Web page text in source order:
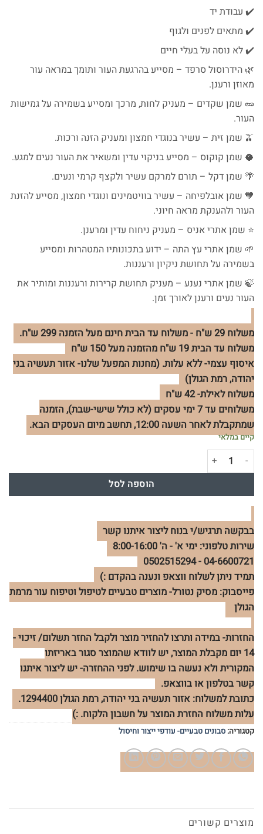
✔️ עבודת יד
✔️ מתאים לפנים ולגוף
✔️ לא נוסה על בעלי חיים
🌿 הידרוסול סרפד – מסייע בהרגעת העור ותומך במראה עור
מאוזן ורענן.
🥜 שמן שקדים – מעניק לחות, מרכך ומסייע בשמירה על גמישות
העור.
🫒 שמן זית – עשיר בנוגדי חמצון ומעניק הזנה ורכות.
🥥 שמן קוקוס – מסייע בניקוי עדין ומשאיר את העור נעים למגע.
🌴 שמן דקל – תורם למרקם עשיר ולקצף קרמי ונעים.
🧡 שמן אובלפיחה – עשיר בוויטמינים ונוגדי חמצון, מסייע להזנת
העור ולהענקת מראה חיוני.
⭐ שמן אתרי אניס – מעניק ניחוח עדין ומרענן.
🌱 שמן אתרי עץ התה – ידוע בתכונותיו המטהרות ומסייע
בשמירה על תחושת ניקיון ורעננות.
🍃 שמן אתרי נענע – מעניק תחושת קרירות ורעננות ומותיר את
העור נעים ורענן לאורך זמן.
משלוח 29 ש"ח - משלוח עד הבית חינם מעל הזמנה 299 ש"ח.
משלוח עד הבית 19 ש"ח מהזמנה מעל 150 ש"ח
איסוף עצמי- ללא עלות. (מחנות המפעל שלנו- אזור תעשיה בני
יהודה, רמת הגולן)
משלוח לאילת- 42 ש"ח
משלוחים עד 7 ימי עסקים (לא כולל שישי-שבת), הזמנה
שמתקבלת לאחר השעה 12:00, תחשב מיום העסקים הבא.
קיים במלאי
כמות של סבון טבעי סרפד & נענע | עודפי ייצור
הוספה לסל
בבקשה תרגיש/י בנוח ליצור איתנו קשר
שירות טלפוני: ימי א' - ה' 8:00-16:00
04-6600721 - 0502515294
תמיד ניתן לשלוח ווצאפ ונענה בהקדם :)
פייסבוק: מסיק נטורל- מוצרים טבעיים לטיפול וטיפוח עור מרמת
הגולן
החזרות- במידה ותרצו להחזיר מוצר ולקבל החזר תשלום/ זיכוי -
14 יום מקבלת המוצר, יש לוודא שהמוצר סגור באריזתו
המקורית ולא נעשה בו שימוש. לפני ההחזרה- יש ליצור איתנו
קשר בטלפון או בווצאפ.
כתובת למשלוח: אזור תעשיה בני יהודה, רמת הגולן 1294400.
עלות משלוח החזרת המוצר על חשבון הלקוח. :)
קטגוריה: סבונים טבעיים- עודפי ייצור וחיסול
מוצרים קשורים